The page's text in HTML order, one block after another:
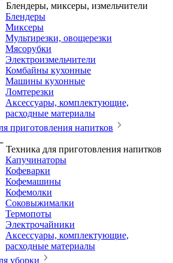
Блендеры, миксеры, измельчители
Блендеры
Миксеры
Мультирезки, овощерезки
Мясорубки
Электроизмельчители
Комбайны кухонные
Машины кухонные
Ломтерезки
Аксессуары, комплектующие,
расходные материалы
приготовления напитков
Техника для приготовления напитков
Капучинаторы
Кофеварки
Кофемашины
Кофемолки
Соковыжималки
Термопоты
Электрочайники
Аксессуары, комплектующие,
расходные материалы
уборки